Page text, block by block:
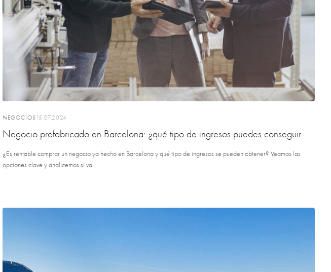
NEGOCIOS 15.07.2024
Negocio prefabricado en Barcelona: ¿qué tipo de ingresos puedes conseguir
¿Es rentable comprar un negocio ya hecho en Barcelona y qué tipo de ingresos se pueden obtener? Veamos las
opciones clave y analicemos si va...